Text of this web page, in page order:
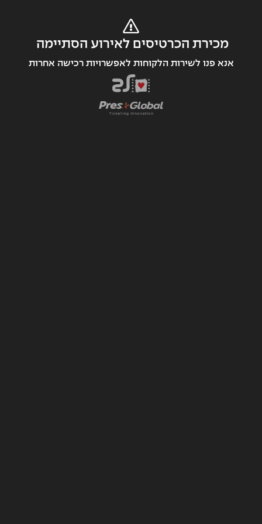
מכירת הכרטיסים לאירוע הסתיימה
אנא פנו לשירות הלקוחות לאפשרויות רכישה אחרות